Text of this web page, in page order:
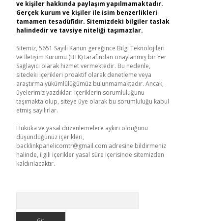
ve kişiler hakkında paylaşım yapılmamaktadır.
Gerçek kurum ve kişiler ile isim benzerlikleri
tamamen tesadüfidir. Sitemizdeki bilgiler taslak
halindedir ve tavsiye niteliği taşımazlar.
Sitemiz, 5651 Sayılı Kanun gereğince Bilgi Teknolojileri
ve İletişim Kurumu (BTK) tarafından onaylanmış bir Yer
Sağlayıcı olarak hizmet vermektedir. Bu nedenle,
sitedeki içerikleri proaktif olarak denetleme veya
araştırma yükümlülüğümüz bulunmamaktadır. Ancak,
üyelerimiz yazdıkları içeriklerin sorumluluğunu
taşımakta olup, siteye üye olarak bu sorumluluğu kabul
etmiş sayılırlar.
Hukuka ve yasal düzenlemelere aykırı olduğunu
düşündüğünüz içerikleri,
backlinkpanelicomtr@gmail.com adresine bildirmeniz
halinde, ilgili içerikler yasal süre içerisinde sitemizden
kaldırılacaktır.